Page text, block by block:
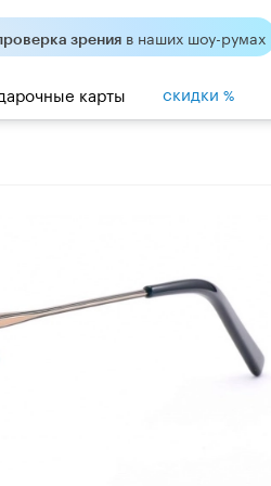
зрения в наших шоу-румах
карты скидки %